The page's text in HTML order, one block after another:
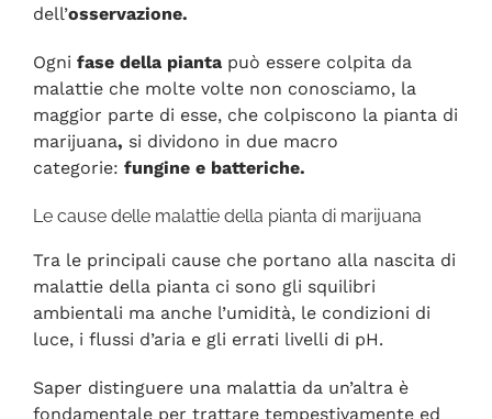
dell’osservazione.
Ogni fase della pianta può essere colpita da
malattie che molte volte non conosciamo, la
maggior parte di esse, che colpiscono la pianta di
marijuana, si dividono in due macro
categorie: fungine e batteriche.
Le cause delle malattie della pianta di marijuana
Tra le principali cause che portano alla nascita di
malattie della pianta ci sono gli squilibri
ambientali ma anche l’umidità, le condizioni di
luce, i flussi d’aria e gli errati livelli di pH.
Saper distinguere una malattia da un’altra è
fondamentale per trattare tempestivamente ed